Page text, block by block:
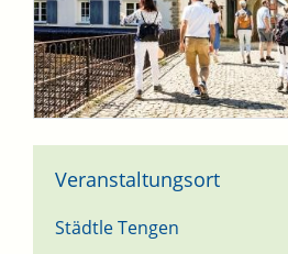
Veranstaltungsort
Städtle Tengen